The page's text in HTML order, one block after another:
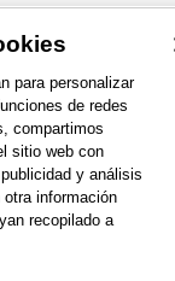
a 2 de 2 >
para personalizar
de redes
compartimos
sitio web con
y análisis
información
recopilado a